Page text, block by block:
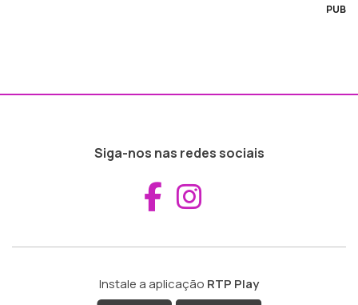
PUB
Siga-nos nas redes sociais
Aceder ao
Instale a aplicação RTP Play